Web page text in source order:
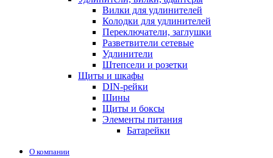
Вилки для удлинителей
Колодки для удлинителей
Переключатели, заглушки
Разветвители сетевые
Удлинители
Штепсели и розетки
Щиты и шкафы
DIN-рейки
Шины
Щиты и боксы
Элементы питания
Батарейки
О компании